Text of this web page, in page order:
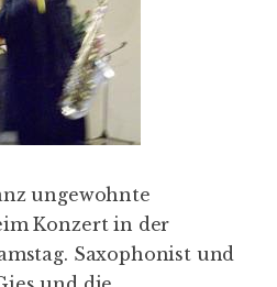
ungewohnte
Konzert in der
Saxophonist und